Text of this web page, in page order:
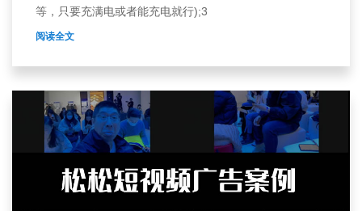
等，只要充满电或者能充电就行);3
阅读全文